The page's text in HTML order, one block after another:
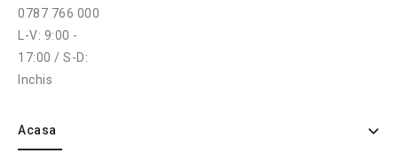
0787 766 000
L-V: 9:00 -
17:00 / S-D:
Inchis
Acasa